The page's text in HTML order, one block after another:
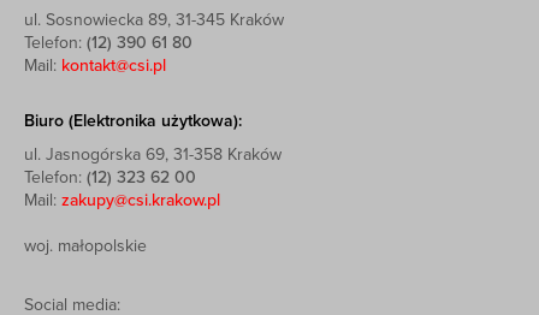
ul. Sosnowiecka 89, 31-345 Kraków
Telefon: (12) 390 61 80
Mail: kontakt@csi.pl
Biuro (Elektronika użytkowa):
ul. Jasnogórska 69, 31-358 Kraków
Telefon: (12) 323 62 00
Mail: zakupy@csi.krakow.pl
woj. małopolskie
Social media: